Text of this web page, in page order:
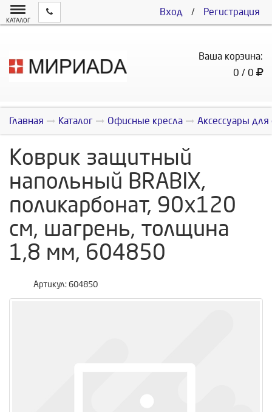
Вход / Регистрация
КАТАЛОГ
Ваша корзина:
0 / 0
Главная Каталог Офисные кресла Аксессуары
Коврик защитный
напольный BRABIX,
поликарбонат, 90х120
см, шагрень, толщина
1,8 мм, 604850
Артикул: 604850